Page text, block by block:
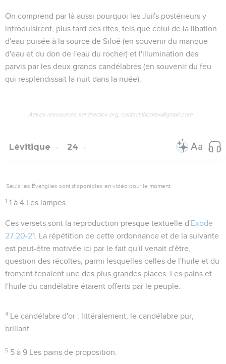
On comprend par là aussi pourquoi les Juifs postérieurs y
introduisirent, plus tard des rites, tels que celui de la libation
d'eau puisée à la source de Siloé (en souvenir du manque
d'eau et du don de l'eau du rocher) et l'illumination des
parvis par les deux grands candélabres (en souvenir du feu
qui resplendissait la nuit dans la nuée).
Autres ressources sur theotex.org, contact theotex@gmail.com
Lévitique 24
Seuls les Évangiles sont disponibles en vidéo pour le moment.
1 1 à 4 Les lampes.
Ces versets sont la reproduction presque textuelle d'Exode
27.20-21 . La répétition de cette ordonnance et de la suivante
est peut-être motivée ici par le fait qu'il venait d'être,
question des récoltes, parmi lesquelles celles de l'huile et du
froment tenaient une des plus grandes places. Les pains et
l'huile du candélabre étaient offerts par le peuple.
4 Le candélabre d'or : littéralement, le candélabre pur
brillant.
5 5 à 9 Les pains de proposition.